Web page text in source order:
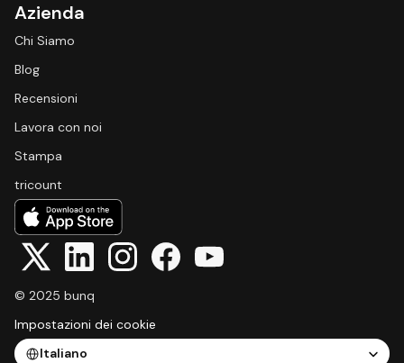
Azienda
Chi Siamo
Blog
Recensioni
Lavora con noi
Stampa
tricount
© 2025 bunq
Impostazioni dei cookie
Select Language
Italiano